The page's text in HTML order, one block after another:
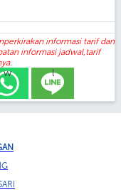
informasi tarif dan
informasi jadwal,tarif
w l